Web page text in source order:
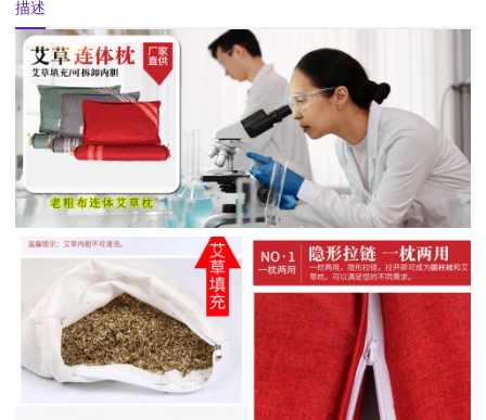
描述